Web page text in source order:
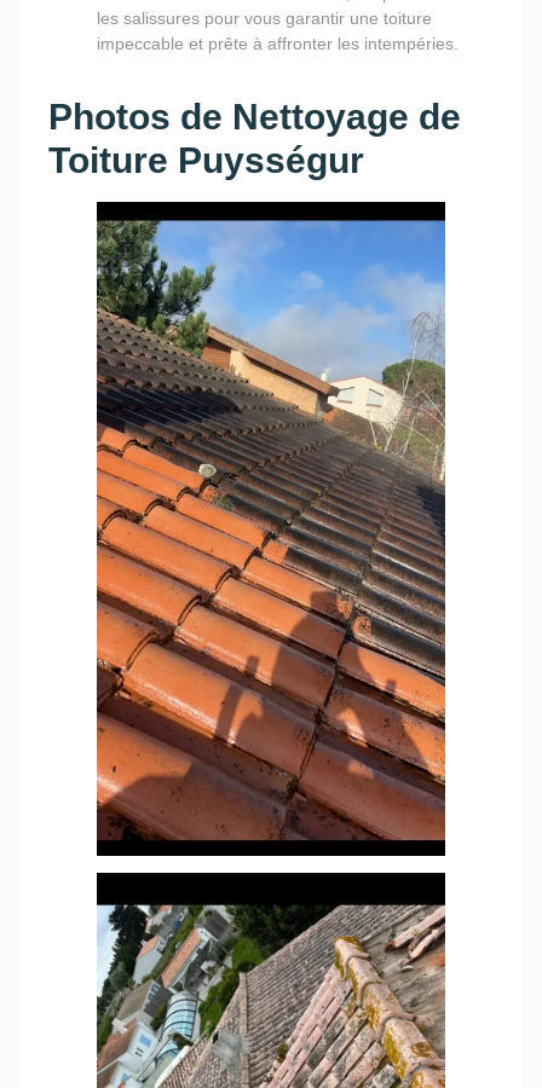
les salissures pour vous garantir une toiture
impeccable et prête à affronter les intempéries.
Photos de Nettoyage de
Toiture Puysségur